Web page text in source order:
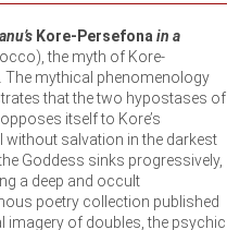
Kore-Persefonain a
the myth of Kore-
The mythical phenomenology
that the two hypostases of
itself to Kore’s
without salvation in the darkest
Goddess sinks progressively,
a deep and occult
poetry collection published
imagery of doubles, the psychic